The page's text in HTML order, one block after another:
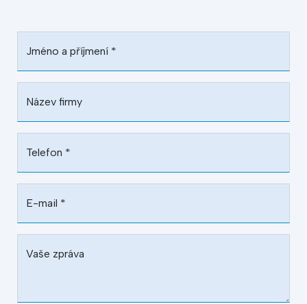
Jméno a příjmení *
Název firmy
Telefon *
E-mail *
Vaše zpráva